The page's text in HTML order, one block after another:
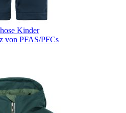
Kinder
von PFAS/PFCs